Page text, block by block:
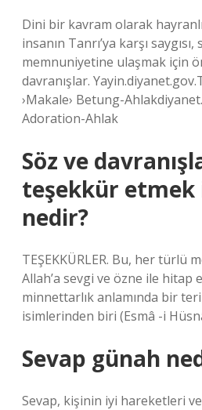
Dini bir kavram olarak
insanın Tanrı’ya karşı
memnuniyetine ulaşmak için
davranışlar.
›Makale› Betung-
Adoration-Ahlak
Söz ve
teşekkür etmek
nedir?
TEŞEKKÜRLER. Bu, her türlü
Allah’a sevgi ve özne ile hitap
minnettarlık anlamında bir
isimlerinden biri (Esmâ -i
Sevap günah
Sevap, kişinin iyi hareketleri